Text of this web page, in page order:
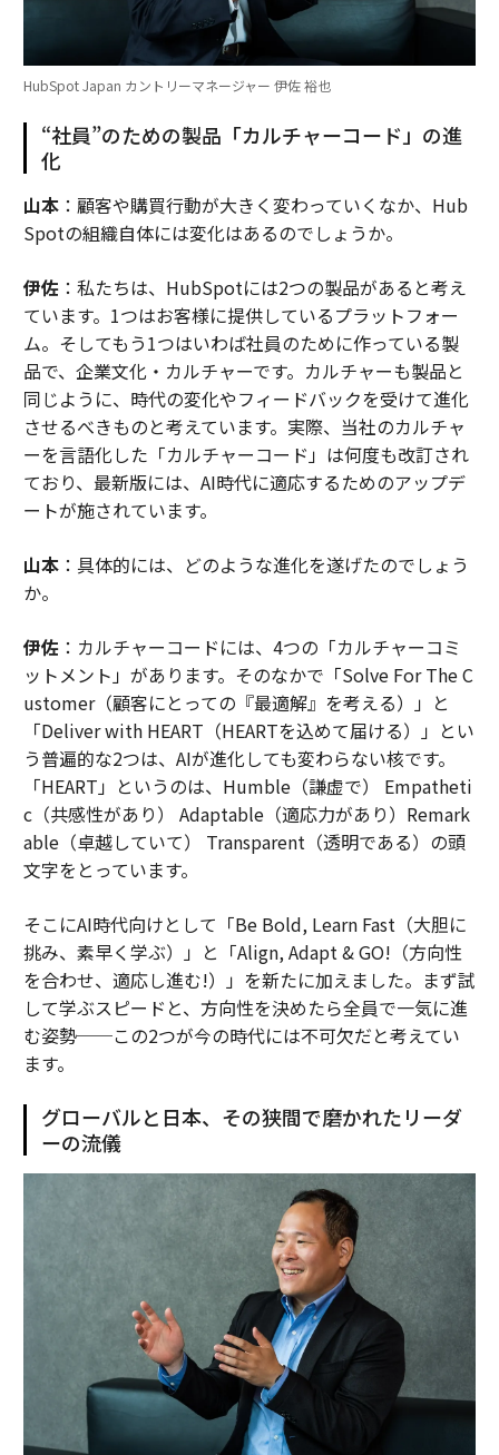
HubSpot Japan カントリーマネージャー 伊佐 裕也
“社員”のための製品「カルチャーコード」の進
化
山本：顧客や購買行動が大きく変わっていくなか、Hub
Spotの組織自体には変化はあるのでしょうか。
伊佐：私たちは、HubSpotには2つの製品があると考え
ています。1つはお客様に提供しているプラットフォー
ム。そしてもう1つはいわば社員のために作っている製
品で、企業文化・カルチャーです。カルチャーも製品と
同じように、時代の変化やフィードバックを受けて進化
させるべきものと考えています。実際、当社のカルチャ
ーを言語化した「カルチャーコード」は何度も改訂され
ており、最新版には、AI時代に適応するためのアップデ
ートが施されています。
山本：具体的には、どのような進化を遂げたのでしょう
か。
伊佐：カルチャーコードには、4つの「カルチャーコミ
ットメント」があります。そのなかで「Solve For The C
ustomer（顧客にとっての『最適解』を考える）」と
「Deliver with HEART（HEARTを込めて届ける）」とい
う普遍的な2つは、AIが進化しても変わらない核です。
「HEART」というのは、Humble（謙虚で） Empatheti
c（共感性があり） Adaptable（適応力があり）Remark
able（卓越していて） Transparent（透明である）の頭
文字をとっています。
そこにAI時代向けとして「Be Bold, Learn Fast（大胆に
挑み、素早く学ぶ）」と「Align, Adapt & GO!（方向性
を合わせ、適応し進む!）」を新たに加えました。まず試
して学ぶスピードと、方向性を決めたら全員で一気に進
む姿勢──この2つが今の時代には不可欠だと考えてい
ます。
グローバルと日本、その狭間で磨かれたリーダ
ーの流儀